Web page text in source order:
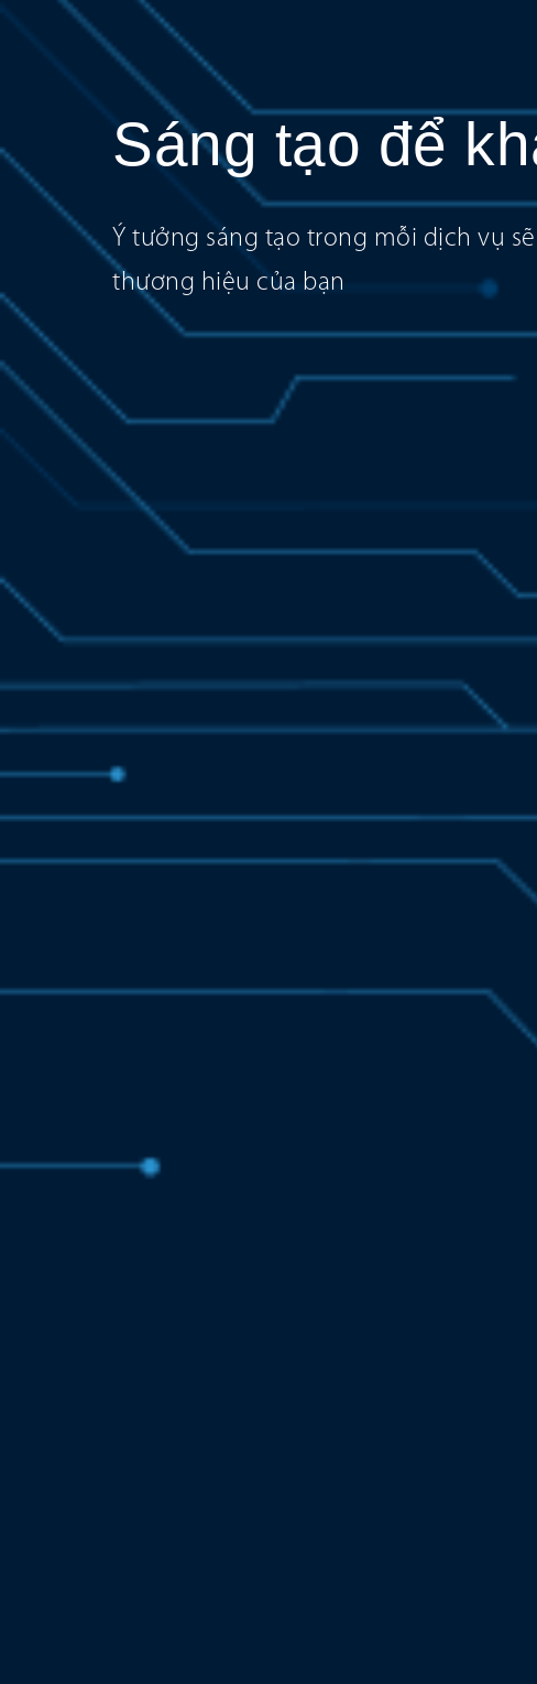
Sáng tạo để
Ý tưởng sáng tạo trong mỗi dịch vụ
thương hiệu của bạn